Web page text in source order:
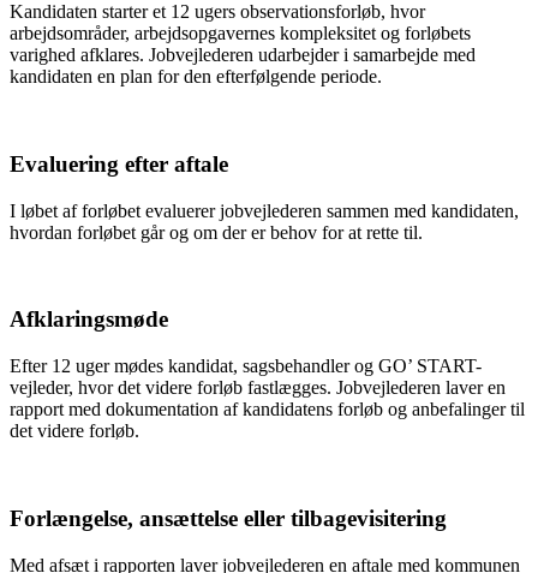
Kandidaten starter et 12 ugers observationsforløb, hvor
arbejdsområder, arbejdsopgavernes kompleksitet og forløbets
varighed afklares. Jobvejlederen udarbejder i samarbejde med
kandidaten en plan for den efterfølgende periode.
Evaluering efter aftale
I løbet af forløbet evaluerer jobvejlederen sammen med kandidaten,
hvordan forløbet går og om der er behov for at rette til.
Afklaringsmøde
Efter 12 uger mødes kandidat, sagsbehandler og GO’ START-
vejleder, hvor det videre forløb fastlægges. Jobvejlederen laver en
rapport med dokumentation af kandidatens forløb og anbefalinger til
det videre forløb.
Forlængelse, ansættelse eller tilbagevisitering
Med afsæt i rapporten laver jobvejlederen en aftale med kommunen